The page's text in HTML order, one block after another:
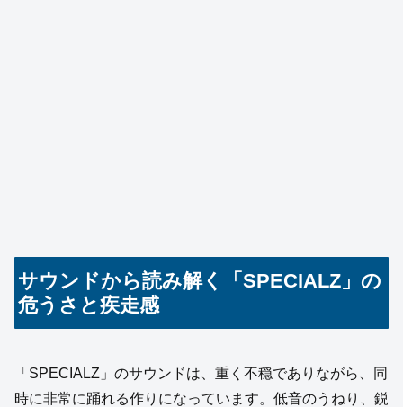
サウンドから読み解く「SPECIALZ」の
危うさと疾走感
「SPECIALZ」のサウンドは、重く不穏でありながら、同
時に非常に踊れる作りになっています。低音のうねり、鋭